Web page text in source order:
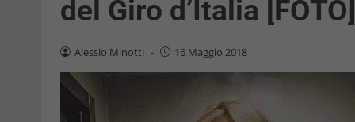
del Giro d’Italia [FOTO]
Alessio Minotti - 16 Maggio 2018